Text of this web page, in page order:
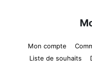
Mon compte
Liste de souhaits